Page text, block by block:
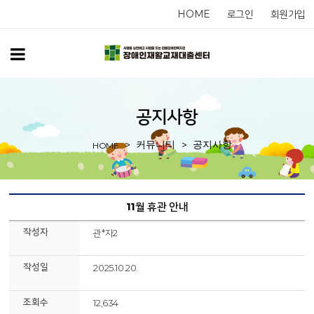
HOME 로그인 회원가입
공지사항
HOME 커뮤니티 공지사항
11월 휴관 안내
작성자 관*자2
작성일 2025.10.20.
조회수 12,634